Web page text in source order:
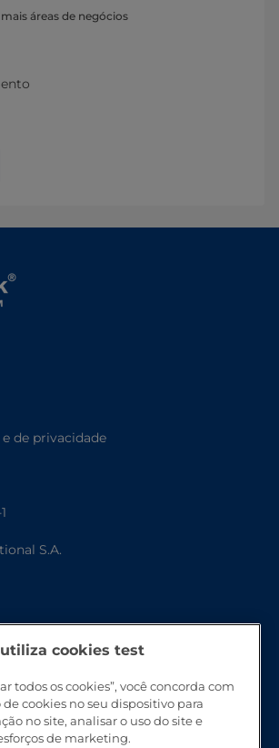
áreas de negócios
de privacidade
S.A.
cookies test
todos os cookies”, você concorda com
cookies no seu dispositivo para
no site, analisar o uso do site e
de marketing.